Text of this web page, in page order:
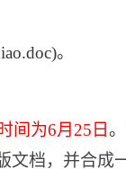
。
间为6月25日
文档，并合成